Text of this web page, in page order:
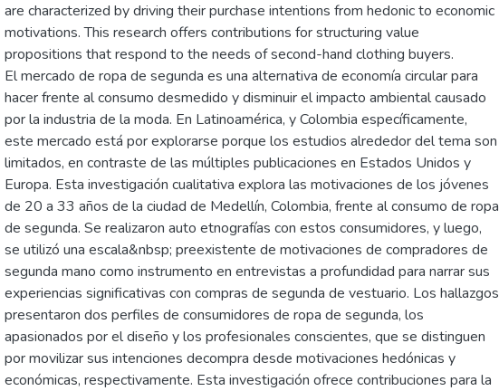
are characterized by driving their purchase intentions from hedonic to economic
motivations. This research offers contributions for structuring value
propositions that respond to the needs of second-hand clothing buyers.
El mercado de ropa de segunda es una alternativa de economía circular para
hacer frente al consumo desmedido y disminuir el impacto ambiental causado
por la industria de la moda. En Latinoamérica, y Colombia específicamente,
este mercado está por explorarse porque los estudios alrededor del tema son
limitados, en contraste de las múltiples publicaciones en Estados Unidos y
Europa. Esta investigación cualitativa explora las motivaciones de los jóvenes
de 20 a 33 años de la ciudad de Medellín, Colombia, frente al consumo de ropa
de segunda. Se realizaron auto etnografías con estos consumidores, y luego,
se utilizó una escala&nbsp; preexistente de motivaciones de compradores de
segunda mano como instrumento en entrevistas a profundidad para narrar sus
experiencias significativas con compras de segunda de vestuario. Los hallazgos
presentaron dos perfiles de consumidores de ropa de segunda, los
apasionados por el diseño y los profesionales conscientes, que se distinguen
por movilizar sus intenciones decompra desde motivaciones hedónicas y
económicas, respectivamente. Esta investigación ofrece contribuciones para la